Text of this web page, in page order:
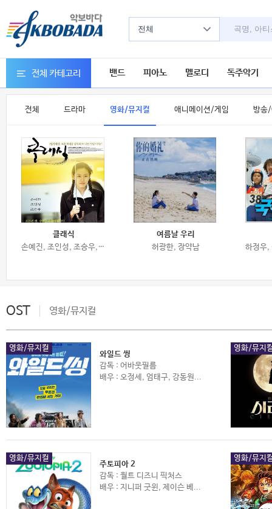
전체
전체 카테고리 밴드 피아노 멜로디 독주악기
전체 드라마 영화/뮤지컬 애니메이션/게임 방송/
클래식
손예진, 조인성, 조승우, 이기우, 이상인, 임예진, 양현태, 서영희
여름날 우리
허광한, 장약남
OST 영화/뮤지컬
영화/뮤지컬
와일드 씽
감독 : 어바웃필름
배우 : 오정세, 엄태구, 강동원...
영화/뮤지
영화/뮤지컬
주토피아 2
감독 : 월트 디즈니 픽처스
배우 : 지니퍼 굿윈, 제이슨 베...
영화/뮤지